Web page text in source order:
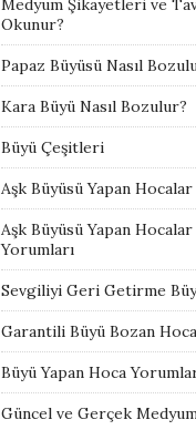
Medyum Şikayetleri ve
Okunur?
Papaz Büyüsü Nasıl
Kara Büyü Nasıl Bozulur?
Büyü Çeşitleri
Aşk Büyüsü Yapan
Aşk Büyüsü Yapan
Yorumları
Sevgiliyi Geri Getirme
Garantili Büyü Bozan
Büyü Yapan Hoca
Güncel ve Gerçek